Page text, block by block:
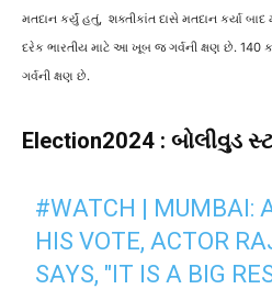
મતદાન કર્યું હતું, શક્તીકાંત દાસે મતદાન કર્યા
દરેક ભારતીય માટે આ ખૂબ જ ગર્વની ક્ષણ છે. 140
ગર્વની ક્ષણ છે.
Election2024 : બોલીવુડ
#WATCH | MUMBAI:
HIS VOTE, ACTOR
SAYS, "IT IS A BIG